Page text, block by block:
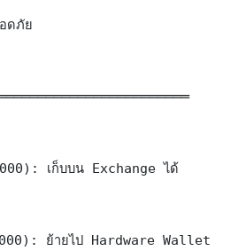
ดภัย
เก็บบน Exchange ได้
ย้ายไป Hardware Wallet